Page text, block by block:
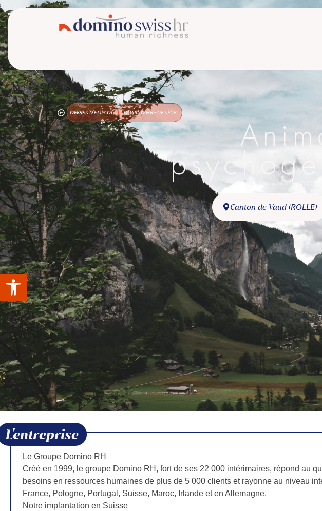
Ouvrir la barre d’outils
OFFRES D'EMPLOI DOMINO HR - GENÈVE
Offre publiée le 25/07/
Canton de Vaud (ROLLE)
L'entreprise
Le Groupe Domino RH
Créé en 1999, le groupe Domino RH, fort de ses 22 000 intérimaires, répond au
besoins en ressources humaines de plus de 5 000 clients et rayonne au niveau
France, Pologne, Portugal, Suisse, Maroc, Irlande et en Allemagne.
Notre implantation en Suisse